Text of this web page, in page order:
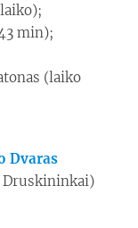
min);
(laiko
Dvaras
Druskininkai)